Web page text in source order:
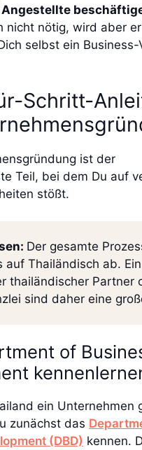
nicht nötig, wird aber
selbst ein Business-
Schritt-
ist der
Teil, bei dem Du auf
stößt.
Der gesamte
auf Thailändisch ab. Ein
thailändischer Partner
sind daher eine
of
ein Unternehmen
zunächst das
(DBD) kennen.